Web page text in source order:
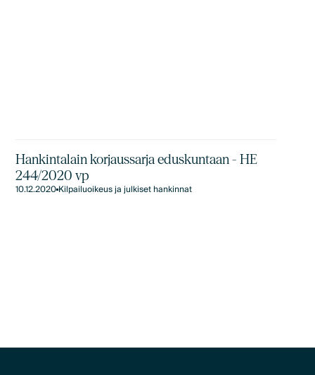
Hankintalain korjaussarja eduskuntaan - HE
244/2020 vp
10.12.2020Kilpailuoikeus ja julkiset hankinnat